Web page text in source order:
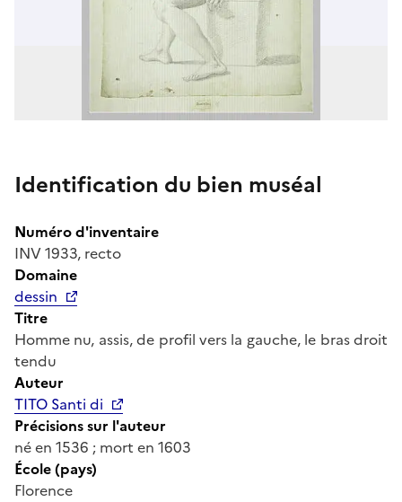
Identification du bien muséal
Numéro d'inventaire
INV 1933, recto
Domaine
dessin
Titre
Homme nu, assis, de profil vers la gauche, le bras droit
tendu
Auteur
TITO Santi di
Précisions sur l'auteur
né en 1536 ; mort en 1603
École (pays)
Florence